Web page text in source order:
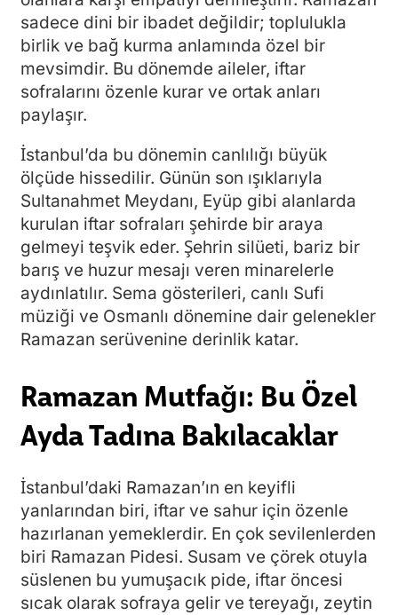
sadece dini bir ibadet değildir; toplulukla
birlik ve bağ kurma anlamında özel bir
mevsimdir. Bu dönemde aileler, iftar
sofralarını özenle kurar ve ortak anları
paylaşır.
İstanbul’da bu dönemin canlılığı büyük
ölçüde hissedilir. Günün son ışıklarıyla
Sultanahmet Meydanı, Eyüp gibi alanlarda
kurulan iftar sofraları şehirde bir araya
gelmeyi teşvik eder. Şehrin silüeti, bariz bir
barış ve huzur mesajı veren minarelerle
aydınlatılır. Sema gösterileri, canlı Sufi
müziği ve Osmanlı dönemine dair gelenekler
Ramazan serüvenine derinlik katar.
Ramazan Mutfağı: Bu Özel
Ayda Tadına Bakılacaklar
İstanbul’daki Ramazan’ın en keyifli
yanlarından biri, iftar ve sahur için özenle
hazırlanan yemeklerdir. En çok sevilenlerden
biri Ramazan Pidesi. Susam ve çörek otuyla
süslenen bu yumuşacık pide, iftar öncesi
sıcak olarak sofraya gelir ve tereyağı, zeytin